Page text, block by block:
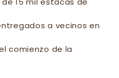
a vecinos en
comienzo de la